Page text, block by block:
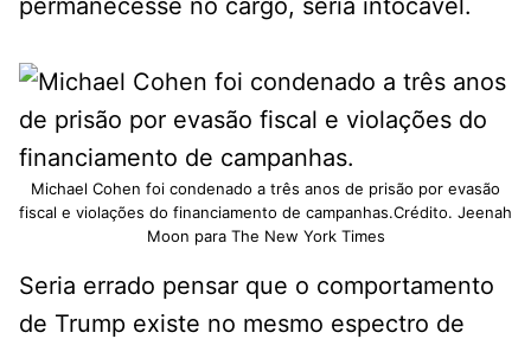
permanecesse no cargo, seria intocável.
Michael Cohen foi condenado a três anos de prisão por evasão
fiscal e violações do financiamento de campanhas.Crédito. Jeenah
Moon para The New York Times
Seria errado pensar que o comportamento
de Trump existe no mesmo espectro de